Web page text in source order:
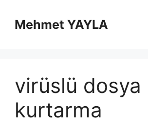
Mehmet YAYLA
virüslü dosya
kurtarma